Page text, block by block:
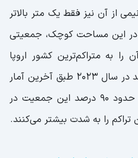
از آن نیز فقط یک متر بالاتر
این مساحت کوچک، جمعیتی
به متراکم‌ترین کشور اروپا
تبدیل کرده است. جمعیت هلند در سال 2023 طبق آخرین آمار
معادل 17,640,192 نفر است. حدود 90 درصد این جمعیت در
را به شدت بیشتر می‌کنند.